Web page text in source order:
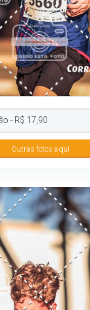
Outras fotos aqui